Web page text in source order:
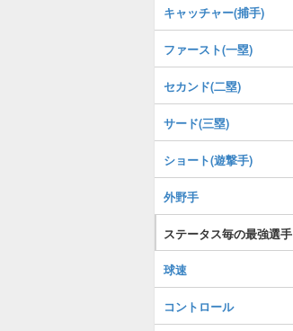
キャッチャー(捕手)
ファースト(一塁)
セカンド(二塁)
サード(三塁)
ショート(遊撃手)
外野手
ステータス毎の最強選手
球速
コントロール